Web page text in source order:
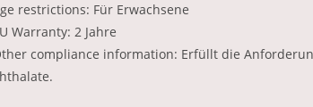
restrictions: Für Erwachsene
Warranty: 2 Jahre
compliance information: Erfüllt die